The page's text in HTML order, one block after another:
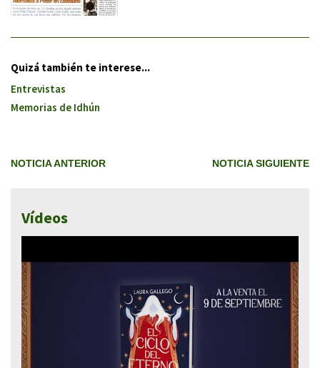
Quizá también te interese...
Entrevistas
Memorias de Idhún
NOTICIA ANTERIOR NOTICIA SIGUIENTE
Vídeos